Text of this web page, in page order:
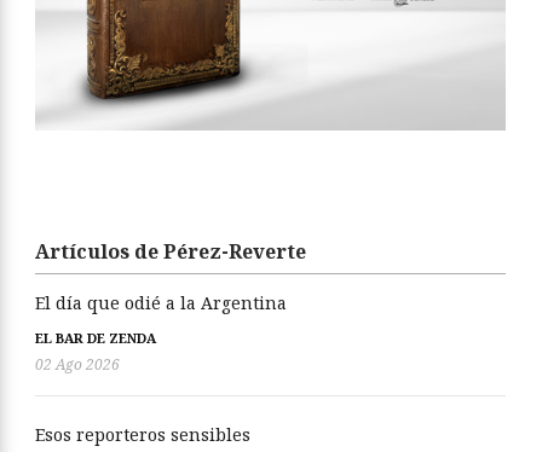
Artículos de Pérez-Reverte
El día que odié a la Argentina
EL BAR DE ZENDA
02 Ago 2026
Esos reporteros sensibles